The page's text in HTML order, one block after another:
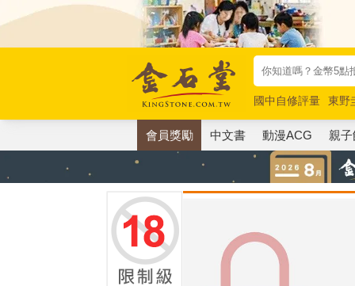
國中自修評量
東野
唯紅花綻放
奧德賽
會員獎勵 中文書 動漫ACG 親